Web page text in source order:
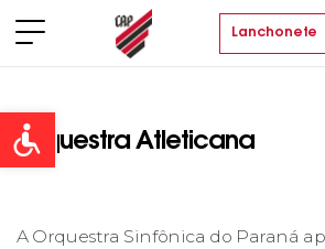
Open toolbar
Lanchonete
Orquestra Atleticana
A Orquestra Sinfônica do Paraná